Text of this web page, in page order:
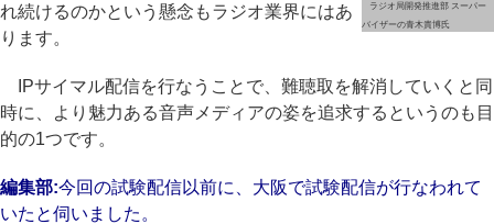
ラジオ局開発推進部 スーパー
バイザーの青木貴博氏
れ続けるのかという懸念もラジオ業界にはあ
ります。
IPサイマル配信を行なうことで、難聴取を解消していくと同
時に、より魅力ある音声メディアの姿を追求するというのも目
的の1つです。
編集部:今回の試験配信以前に、大阪で試験配信が行なわれて
いたと伺いました。